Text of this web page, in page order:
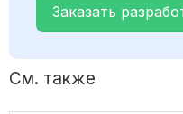
Заказать
См. также